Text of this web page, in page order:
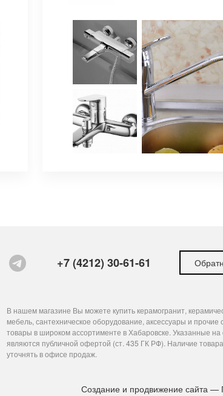
+7 (4212) 30-61-61
В нашем магазине Вы можете купить керамогранит,
мебель, сантехническое оборудование, аксессуары и прочие
товары в широком ассортименте в Хабаровске. Указанные
являются публичной офертой (ст. 435 ГК РФ). Наличие
уточнять в офисе продаж.
Создание и продвижение сайта —